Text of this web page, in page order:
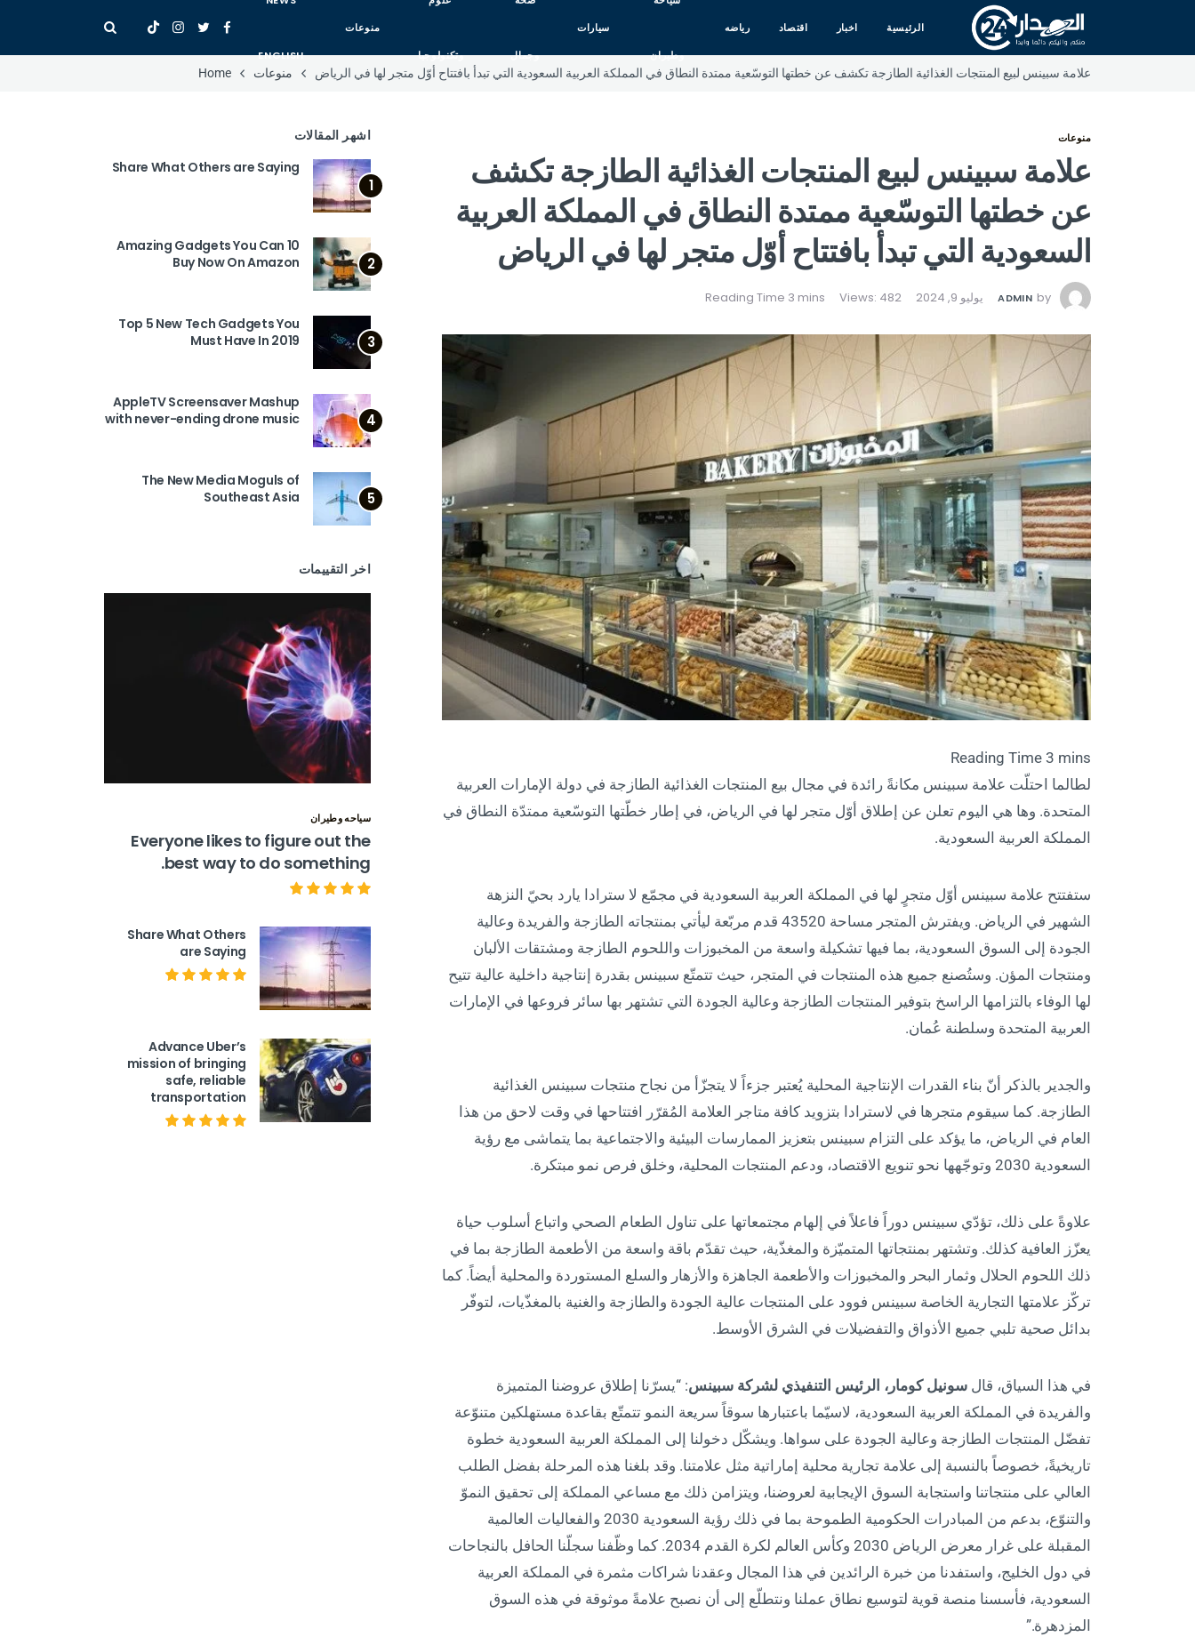
الرئيسية اخبار اقتصاد رياضه
وطيران
سيارات
وجمال وتكنولوجيا
منوعات
ENGLISH
علامة سبينس لبيع المنتجات الغذائية الطازجة تكشف عن خطتها التوسّعية ممتدة النطاق في المملكة العربية السعودية التي تبدأ بافتتاح أوّل متجر لها في الرياض
منوعات Home
منوعات
علامة سبينس لبيع المنتجات الغذائية الطازجة تكشف
عن خطتها التوسّعية ممتدة النطاق في المملكة العربية
السعودية التي تبدأ بافتتاح أوّل متجر لها في الرياض
by
ADMIN يوليو 9, 2024 Views: 482
لطالما احتلّت علامة سبينس مكانةً رائدة في مجال بيع المنتجات الغذائية الطازجة في دولة الإمارات العربية
المتحدة. وها هي اليوم تعلن عن إطلاق أوّل متجر لها في الرياض، في إطار خطّتها التوسّعية ممتدّة النطاق في
المملكة العربية السعودية.
ستفتتح علامة سبينس أوّل متجرٍ لها في المملكة العربية السعودية في مجمّع لا سترادا يارد بحيّ النزهة
الشهير في الرياض. ويفترش المتجر مساحة 43520 قدم مربّعة ليأتي بمنتجاته الطازجة والفريدة وعالية
الجودة إلى السوق السعودية، بما فيها تشكيلة واسعة من المخبوزات واللحوم الطازجة ومشتقات الألبان
ومنتجات المؤن. وستُصنع جميع هذه المنتجات في المتجر، حيث تتمتّع سبينس بقدرة إنتاجية داخلية عالية تتيح
لها الوفاء بالتزامها الراسخ بتوفير المنتجات الطازجة وعالية الجودة التي تشتهر بها سائر فروعها في الإمارات
العربية المتحدة وسلطنة عُمان.
والجدير بالذكر أنّ بناء القدرات الإنتاجية المحلية يُعتبر جزءاً لا يتجزّأ من نجاح منتجات سبينس الغذائية
الطازجة. كما سيقوم متجرها في لاسترادا بتزويد كافة متاجر العلامة المُقرّر افتتاحها في وقت لاحق من هذا
العام في الرياض، ما يؤكد على التزام سبينس بتعزيز الممارسات البيئية والاجتماعية بما يتماشى مع رؤية
السعودية 2030 وتوجّهها نحو تنويع الاقتصاد، ودعم المنتجات المحلية، وخلق فرص نمو مبتكرة.
علاوةً على ذلك، تؤدّي سبينس دوراً فاعلاً في إلهام مجتمعاتها على تناول الطعام الصحي واتباع أسلوب حياة
يعزّز العافية كذلك. وتشتهر بمنتجاتها المتميّزة والمغذّية، حيث تقدّم باقة واسعة من الأطعمة الطازجة بما في
ذلك اللحوم الحلال وثمار البحر والمخبوزات والأطعمة الجاهزة والأزهار والسلع المستوردة والمحلية أيضاً. كما
تركّز علامتها التجارية الخاصة سبينس فوود على المنتجات عالية الجودة والطازجة والغنية بالمغذّيات، لتوفّر
بدائل صحية تلبي جميع الأذواق والتفضيلات في الشرق الأوسط.
في هذا السياق، قال سونيل كومار، الرئيس التنفيذي لشركة سبينس: “يسرّنا إطلاق عروضنا المتميزة
والفريدة في المملكة العربية السعودية، لاسيّما باعتبارها سوقاً سريعة النمو تتمتّع بقاعدة مستهلكين متنوّعة
تفضّل المنتجات الطازجة وعالية الجودة على سواها. ويشكّل دخولنا إلى المملكة العربية السعودية خطوة
تاريخيةً، خصوصاً بالنسبة إلى علامة تجارية محلية إماراتية مثل علامتنا. وقد بلغنا هذه المرحلة بفضل الطلب
العالي على منتجاتنا واستجابة السوق الإيجابية لعروضنا، ويتزامن ذلك مع مساعي المملكة إلى تحقيق النموّ
والتنوّع، بدعم من المبادرات الحكومية الطموحة بما في ذلك رؤية السعودية 2030 والفعاليات العالمية
المقبلة على غرار معرض الرياض 2030 وكأس العالم لكرة القدم 2034. كما وظّفنا سجلّنا الحافل بالنجاحات
في دول الخليج، واستفدنا من خبرة الرائدين في هذا المجال وعقدنا شراكات مثمرة في المملكة العربية
السعودية، فأسسنا منصة قوية لتوسيع نطاق عملنا ونتطلّع إلى أن نصبح علامةً موثوقة في هذه السوق
المزدهرة.”
اشهر المقالات
1
Share What Others are Saying
2
10 Amazing Gadgets You Can
Buy Now On Amazon
3
Top 5 New Tech Gadgets You
Must Have In 2019
4
AppleTV Screensaver Mashup
with never-ending drone music
5
The New Media Moguls of
Southeast Asia
اخر التقييمات
سياحه وطيران
Everyone likes to figure out the
best way to do something.
Share What Others
are Saying
Advance Uber’s
mission of bringing
safe, reliable
transportation